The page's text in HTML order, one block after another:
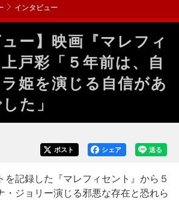
インタビュー
ュー】映画『マレフィ
戸彩「５年前は、自
姫を演じる自信があ
た」
送る
シェア
ポスト
記録した『マレフィセント』から５
・ジョリー演じる邪悪な存在と恐れら